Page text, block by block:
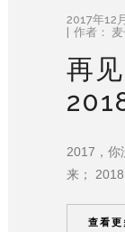
2017年12
作者：
再
2017，你
来；
查看更